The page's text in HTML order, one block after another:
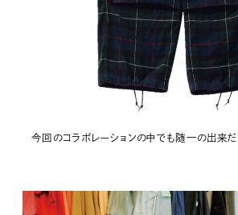
今回のコラボレーションの中でも随一の出来だ